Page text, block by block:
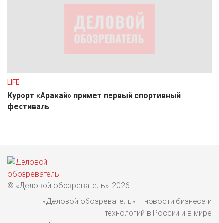
LIFE
Курорт «Аракай» примет первый спортивный
фестиваль
© «Деловой обозреватель», 2026
«Деловой обозреватель» – новости бизнеса и
технологий в России и в мире